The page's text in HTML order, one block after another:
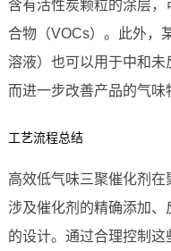
含有活性炭颗粒的涂层
合物（VOCs）。此外，
溶液）也可以用于中和未
而进一步改善产品的气味
工艺流程总结
高效低气味三聚催化剂
涉及催化剂的精确添加
的设计。通过合理控制